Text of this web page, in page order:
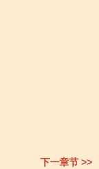
下一章节 >>